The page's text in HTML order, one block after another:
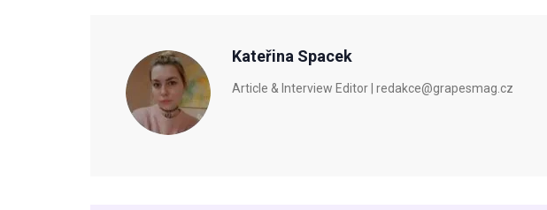
Kateřina Spacek
Article & Interview Editor | redakce@grapesmag.cz